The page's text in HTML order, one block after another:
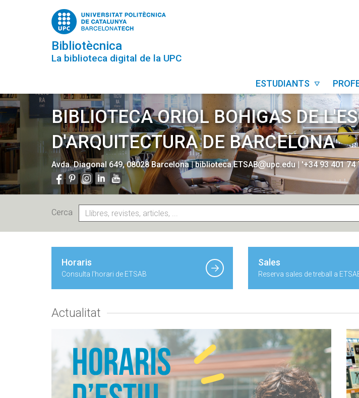
Bibliotècnica
La biblioteca digital de la UPC
ESTUDIANTS 
BIBLIOTECA ORIOL BOHIGAS DE
D'ARQUITECTURA DE BARCELONA
Avda. Diagonal 649, 08028 Barcelona|biblioteca.ETSAB upc.edu| '+34 93 401 74
Cerca
Horaris
Consulta l'horari de ETSAB
Sales
Reserva sales de treball a
Actualitat